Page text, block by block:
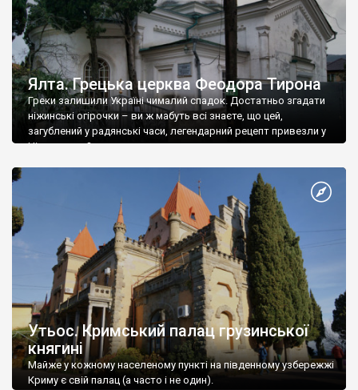
Ялта. Грецька церква Феодора Тирона
Греки залишили Україні чималий спадок. Достатньо згадати
ніжинські огірочки – ви ж мабуть всі знаєте, що цей,
загублений у радянські часи, легендарний рецепт привезли у
Ніжин греки?
Утьос. Кримський палац грузинської
княгині
Майже у кожному населеному пункті на південному узбережжі
Криму є свій палац (а часто і не один).